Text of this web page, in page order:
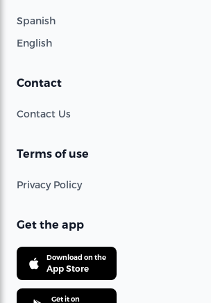
Spanish
English
Contact
Contact Us
Terms of use
Privacy Policy
Get the app
Download on the
App Store
Get it on